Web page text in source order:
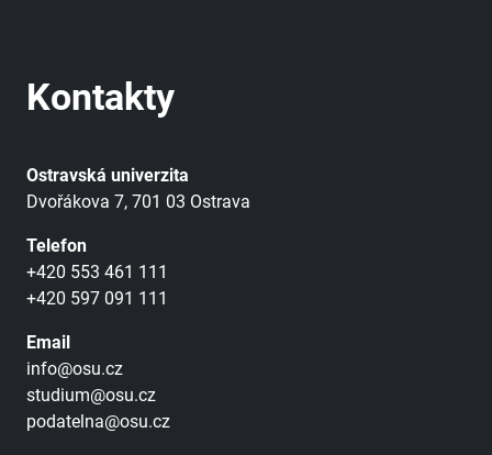
Kontakty
Ostravská univerzita
Dvořákova 7, 701 03 Ostrava
Telefon
+420 553 461 111
+420 597 091 111
Email
info@osu.cz
studium@osu.cz
podatelna@osu.cz